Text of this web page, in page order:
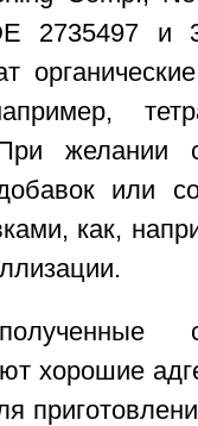
2735497 и
желании
или
как,
хорошие